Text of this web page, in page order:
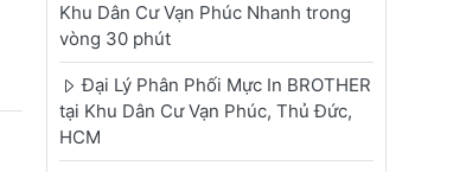
Khu Dân Cư Vạn Phúc Nhanh trong
vòng 30 phút
Đại Lý Phân Phối Mực In BROTHER
tại Khu Dân Cư Vạn Phúc, Thủ Đức,
HCM